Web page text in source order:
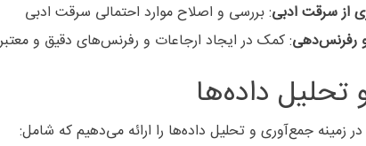
از سرقت ادبی: بررسی و اصلاح موارد احتمالی سرقت ادبی
رفرنس‌دهی: کمک در ایجاد ارجاعات و رفرنس‌های دقیق و معتبر
داده‌ها
زمینه جمع‌آوری و تحلیل داده‌ها را ارائه می‌دهیم که شامل: